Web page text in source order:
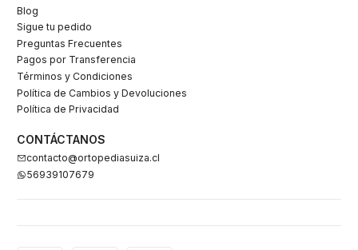
Blog
Sigue tu pedido
Preguntas Frecuentes
Pagos por Transferencia
Términos y Condiciones
Política de Cambios y Devoluciones
Política de Privacidad
CONTÁCTANOS
contacto@ortopediasuiza.cl
56939107679